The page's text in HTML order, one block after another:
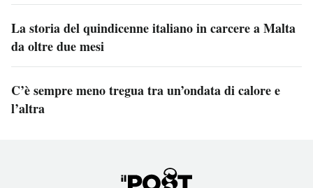
La storia del quindicenne italiano in carcere a Malta
da oltre due mesi
C’è sempre meno tregua tra un’ondata di calore e
l’altra